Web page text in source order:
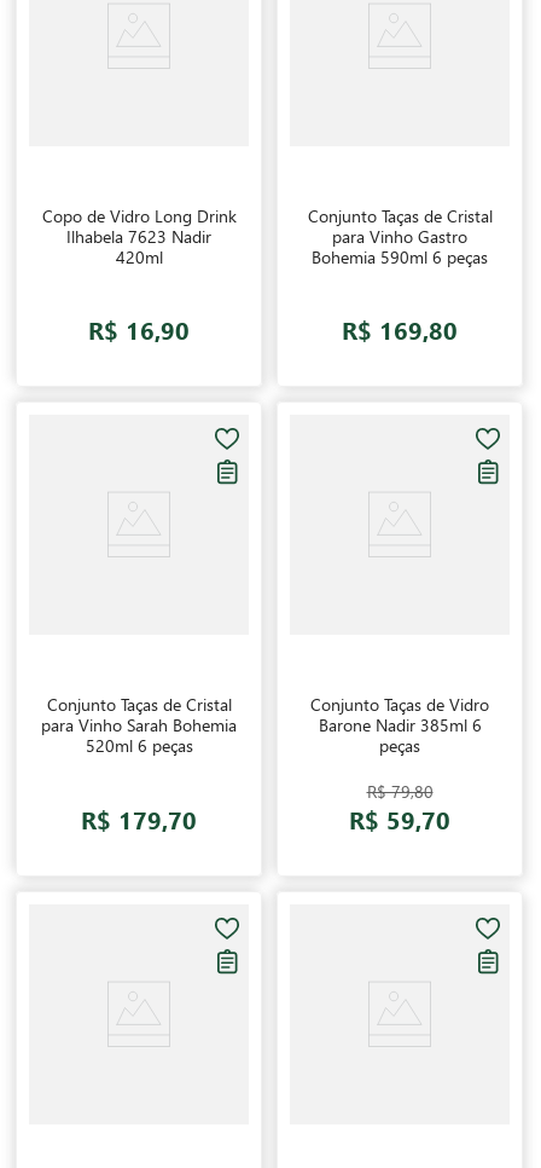
Copo de Vidro Long Drink
Ilhabela 7623 Nadir
420ml
R$ 16,90
Conjunto Taças de Cristal
para Vinho Gastro
Bohemia 590ml 6 peças
R$ 169,80
Conjunto Taças de Cristal
para Vinho Sarah Bohemia
520ml 6 peças
R$ 179,70
Conjunto Taças de Vidro
Barone Nadir 385ml 6
peças
R$ 79,80
R$ 59,70